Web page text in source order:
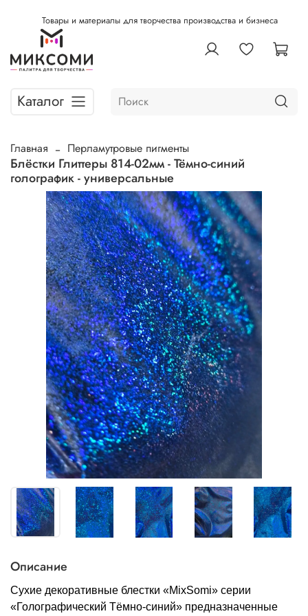
Товары и материалы для творчества производства и бизнеса
Каталог
Главная Перламутровые пигменты
Блёстки Глиттеры 814-02мм - Тёмно-синий
голографик - универсальные
Описание
Сухие декоративные блестки «MixSomi» серии
«Голографический Тёмно-синий» предназначенные